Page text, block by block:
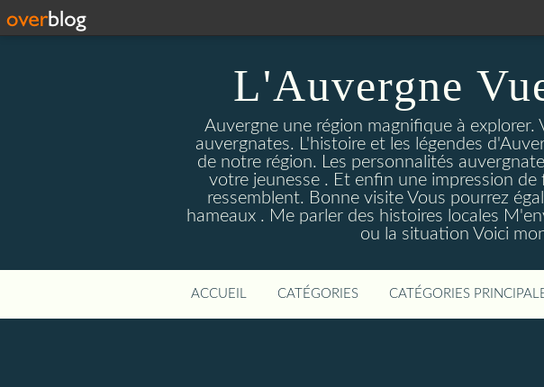
L'Auvergne
Auvergne une région magnifique à
auvergnates. L'histoire et les légendes
de notre région. Les personnalités
votre jeunesse . Et enfin une impression
ressemblent. Bonne visite Vous pourrez
hameaux . Me parler des histoires locales
ou la situation Voici
ACCUEIL CATÉGORIES CATÉGORIES